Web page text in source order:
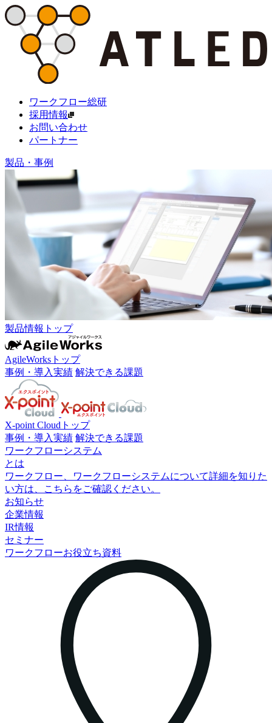
ワークフロー総研
採用情報
お問い合わせ
パートナー
製品・事例
製品情報トップ
AgileWorksトップ
事例・導入実績 解決できる課題
X-point Cloudトップ
事例・導入実績 解決できる課題
ワークフローシステム
とは
ワークフロー、ワークフローシステムについて詳細を知りた
い方は、こちらをご確認ください。
お知らせ
企業情報
IR情報
セミナー
ワークフローお役立ち資料